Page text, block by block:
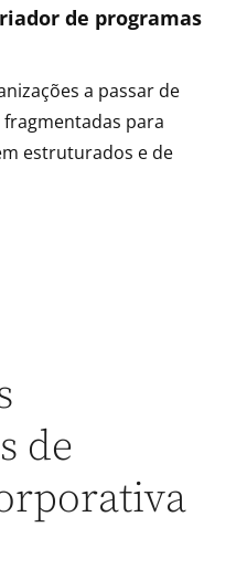
de programas
a passar de
para
estruturados e de
de